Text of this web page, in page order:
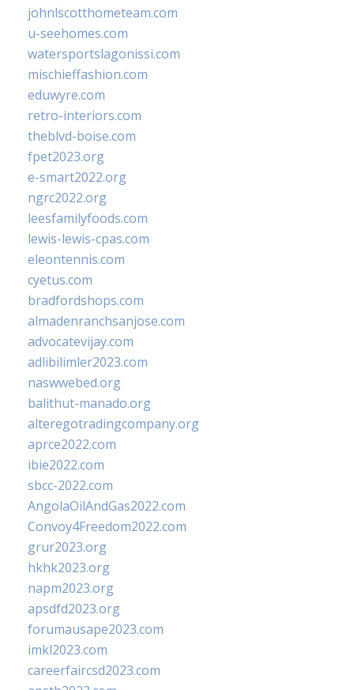
johnlscotthometeam.com
u-seehomes.com
watersportslagonissi.com
mischieffashion.com
eduwyre.com
retro-interiors.com
theblvd-boise.com
fpet2023.org
e-smart2022.org
ngrc2022.org
leesfamilyfoods.com
lewis-lewis-cpas.com
eleontennis.com
cyetus.com
bradfordshops.com
almadenranchsanjose.com
advocatevijay.com
adlibilimler2023.com
naswwebed.org
balithut-manado.org
alteregotradingcompany.org
aprce2022.com
ibie2022.com
sbcc-2022.com
AngolaOilAndGas2022.com
Convoy4Freedom2022.com
grur2023.org
hkhk2023.org
napm2023.org
apsdfd2023.org
forumausape2023.com
imkl2023.com
careerfaircsd2023.com